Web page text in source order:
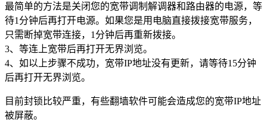
最简单的方法是关闭您的宽带调制解调器和路由器的电源，等
待1分钟后再打开电源。如果您是用电脑直接拨接宽带服务，
只需断掉宽带连接，1分钟后再重新拨接。
3、等连上宽带后再打开无界浏览。
4、如以上步骤不成功，宽带IP地址没有更新，请等待15分钟
后再打开无界浏览。
目前封锁比较严重，有些翻墙软件可能会造成您的宽带IP地址
被屏蔽。